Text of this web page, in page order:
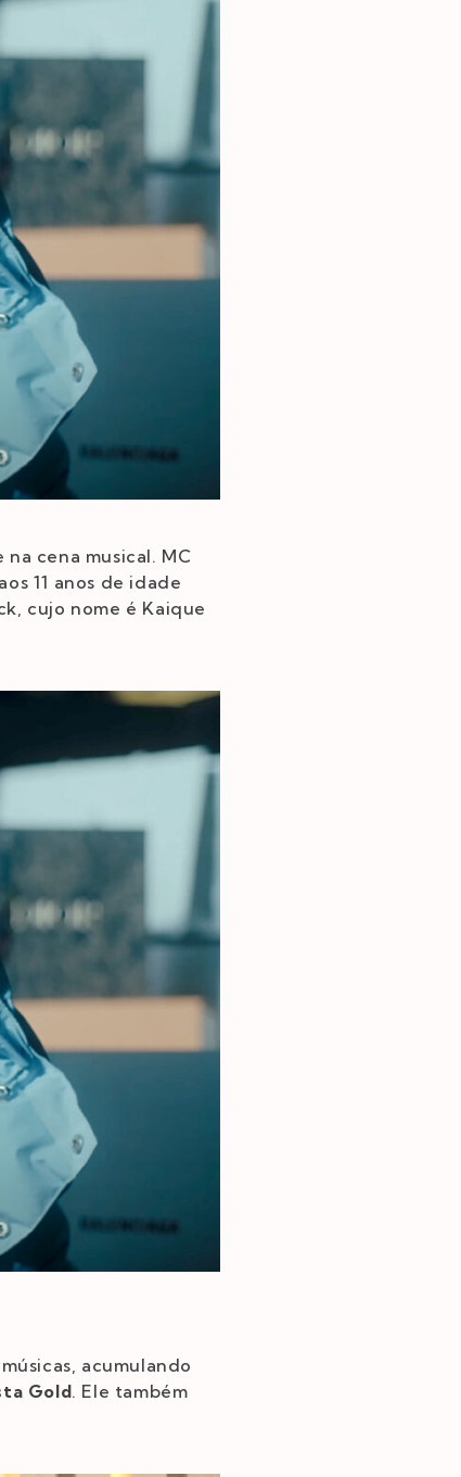
cena musical. MC
11 anos de idade
cujo nome é Kaique
acumulando
Gold. Ele também